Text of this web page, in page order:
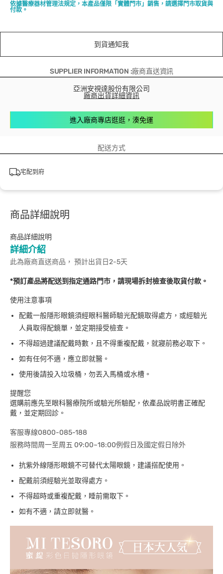
依據醫療器材管理法規定，本產品僅限「實體門市」銷售，請選擇門市取貨與
付款。
到貨通知我
SUPPLIER INFORMATION :廠商直送資訊
亞洲安視達股份有限公司
廠商出貨詳細資訊
進入廠商專店逛逛，湊免運
配送方式
宅配到府
商品詳細說明
商品詳細說明
詳細介紹
此為廠商直送商品， 預計出貨日2-5天
*預訂產品將配送到指定通路門市，請現場拆封檢查後取貨付款。
使用注意事項
配戴一般隱形眼鏡須經眼科醫師驗光配鏡取得處方，或經驗光
人員取得配鏡單，並定期接受檢查。
不得超過建議配戴時數，且不得重複配戴，就寢前務必取下。
如有任何不適，應立即就醫。
使用後請投入垃圾桶，勿丟入馬桶或水槽。
提醒您
選購前應先至眼科醫療院所或驗光所驗配，依產品說明書正確配
戴，並定期回診。
客服專線0800-085-188
服務時間周一至周五 09:00~18:00例假日及國定假日除外
抗紫外線隱形眼鏡不可替代太陽眼鏡，建議搭配使用。
配戴前須經驗光並取得處方。
不得超時或重複配戴，睡前需取下。
如有不適，請立即就醫。